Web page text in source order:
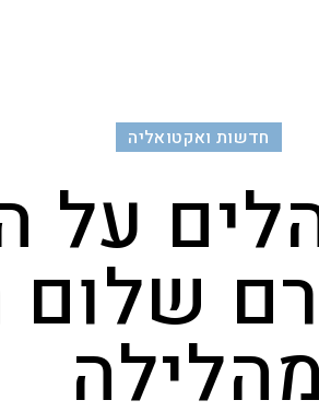
חדשות ואקטואליה
על
שלום
מהלילה